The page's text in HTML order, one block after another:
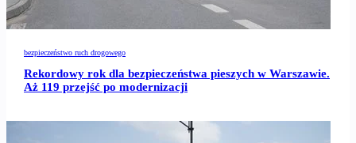
bezpieczeństwo ruch drogowego
Rekordowy rok dla bezpieczeństwa pieszych w Warszawie.
Aż 119 przejść po modernizacji